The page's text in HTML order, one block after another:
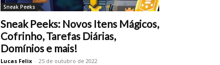
Sneak Peeks
Sneak Peeks: Novos Itens Mágicos,
Cofrinho, Tarefas Diárias,
Domínios e mais!
Lucas Felix - 25 de outubro de 2022